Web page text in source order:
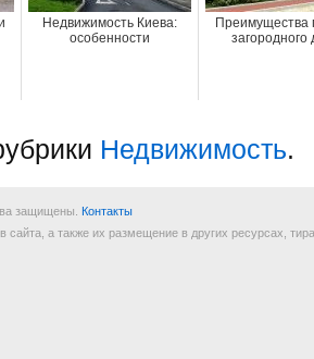
Недвижимость Киева:
особенности
Преимущества
загородного
Недвижимость.
защищены. Контакты
сайта, а также их размещение в других ресурсах,